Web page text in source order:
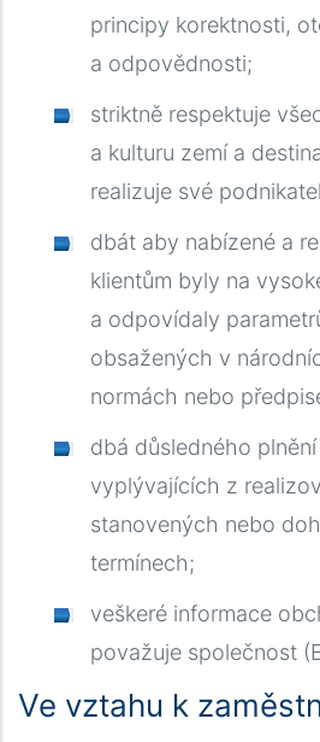
principy korektnosti,
a odpovědnosti;
striktně respektuje
a kulturu zemí a
realizuje své
dbát aby nabízené a
klientům byly na
a odpovídaly
obsažených v
normách nebo
dbá důsledného
vyplývajících z
stanovených nebo
termínech;
veškeré informace
považuje společnost
Ve vztahu k